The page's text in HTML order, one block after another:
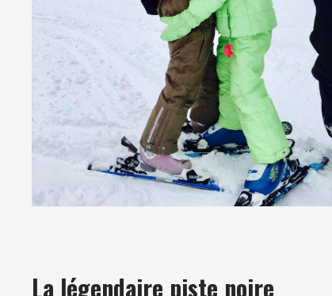
La légendaire piste noire